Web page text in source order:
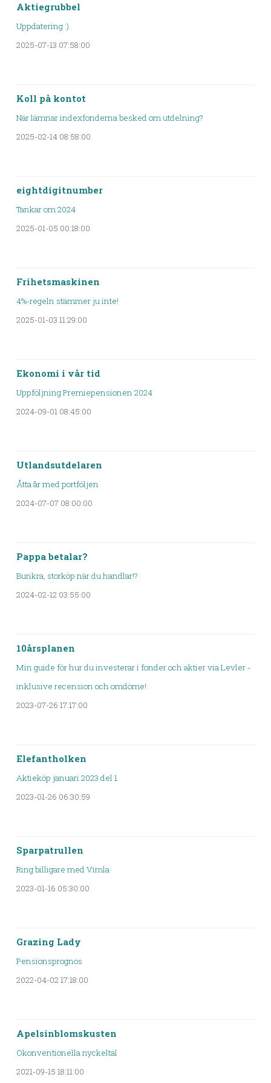
Aktiegrubbel
Uppdatering :)
2025-07-13 07:58:00
Koll på kontot
När lämnar indexfonderna besked om utdelning?
2025-02-14 08:58:00
eightdigitnumber
Tankar om 2024
2025-01-05 00:18:00
Frihetsmaskinen
4%-regeln stämmer ju inte!
2025-01-03 11:29:00
Ekonomi i vår tid
Uppföljning Premiepensionen 2024
2024-09-01 08:45:00
Utlandsutdelaren
Åtta år med portföljen
2024-07-07 08:00:00
Pappa betalar?
Bunkra, storköp när du handlar!?
2024-02-12 03:55:00
10årsplanen
Min guide för hur du investerar i fonder och aktier via Levler -
inklusive recension och omdöme!
2023-07-26 17:17:00
Elefantholken
Aktieköp januari 2023 del 1
2023-01-26 06:30:59
Sparpatrullen
Ring billigare med Vimla
2023-01-16 05:30:00
Grazing Lady
Pensionsprognos
2022-04-02 17:18:00
Apelsinblomskusten
Okonventionella nyckeltal
2021-09-15 18:11:00